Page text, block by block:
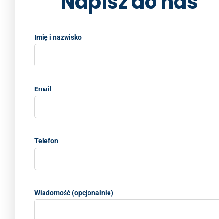
Imię i nazwisko
Email
Telefon
Wiadomość (opcjonalnie)